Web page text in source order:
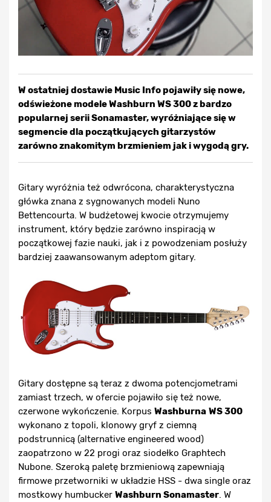
W ostatniej dostawie Music Info pojawiły się nowe,
odświeżone modele Washburn WS 300 z bardzo
popularnej serii Sonamaster, wyróżniające się w
segmencie dla początkujących gitarzystów
zarówno znakomitym brzmieniem jak i wygodą gry.
Gitary wyróżnia też odwrócona, charakterystyczna
główka znana z sygnowanych modeli Nuno
Bettencourta. W budżetowej kwocie otrzymujemy
instrument, który będzie zarówno inspiracją w
początkowej fazie nauki, jak i z powodzeniam posłuży
bardziej zaawansowanym adeptom gitary.
Gitary dostępne są teraz z dwoma potencjometrami
zamiast trzech, w ofercie pojawiło się też nowe,
czerwone wykończenie. Korpus Washburna WS 300
wykonano z topoli, klonowy gryf z ciemną
podstrunnicą (alternative engineered wood)
zaopatrzono w 22 progi oraz siodełko Graphtech
Nubone. Szeroką paletę brzmieniową zapewniają
firmowe przetworniki w układzie HSS - dwa single oraz
mostkowy humbucker Washburn Sonamaster. W